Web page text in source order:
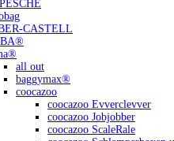
CASTELL
all out
baggymax®
coocazoo
coocazoo Evverclevver
coocazoo Jobjobber
coocazoo ScaleRale